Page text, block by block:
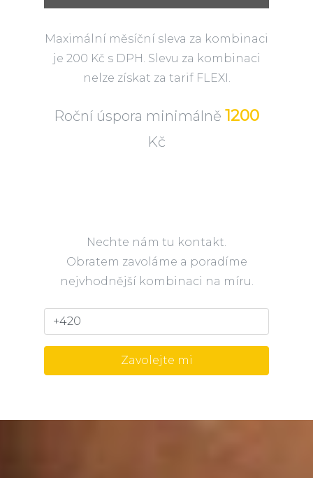
Maximální měsíční sleva za kombinaci
je 200 Kč s DPH. Slevu za kombinaci
nelze získat za tarif FLEXI.
Roční úspora minimálně 1200
Kč
Nechte nám tu kontakt.
Obratem zavoláme a poradíme
nejvhodnější kombinaci na míru.